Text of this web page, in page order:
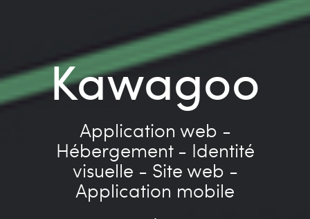
Kawagoo
Application web -
Hébergement - Identité
visuelle - Site web -
Application mobile